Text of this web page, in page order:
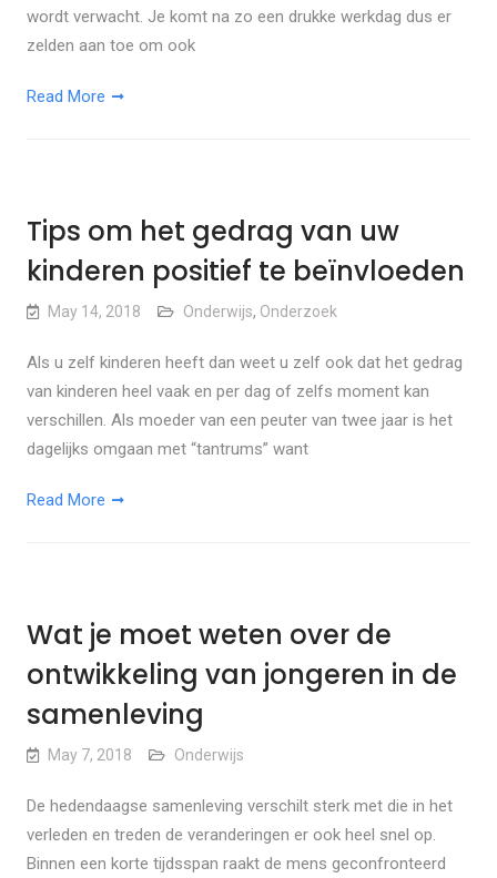
wordt verwacht. Je komt na zo een drukke werkdag dus er
zelden aan toe om ook
Read More
Tips om het gedrag van uw
kinderen positief te beïnvloeden
May 14, 2018 Onderwijs, Onderzoek
Als u zelf kinderen heeft dan weet u zelf ook dat het gedrag
van kinderen heel vaak en per dag of zelfs moment kan
verschillen. Als moeder van een peuter van twee jaar is het
dagelijks omgaan met “tantrums” want
Read More
Wat je moet weten over de
ontwikkeling van jongeren in de
samenleving
May 7, 2018 Onderwijs
De hedendaagse samenleving verschilt sterk met die in het
verleden en treden de veranderingen er ook heel snel op.
Binnen een korte tijdsspan raakt de mens geconfronteerd